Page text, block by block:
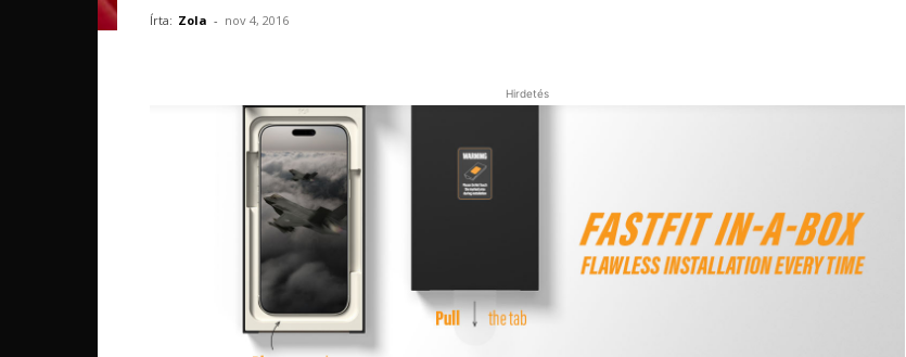
Írta: Zola - nov 4, 2016
Hirdetés